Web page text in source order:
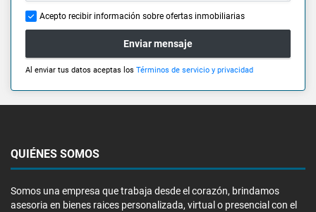
Acepto recibir información sobre ofertas inmobiliarias
Enviar mensaje
Al enviar tus datos aceptas los Términos de servicio y privacidad
QUIÉNES SOMOS
Somos una empresa que trabaja desde el corazón, brindamos
asesoria en bienes raices personalizada, virtual o presencial con el